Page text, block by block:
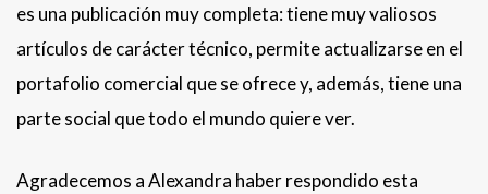
es una publicación muy completa: tiene muy valiosos
artículos de carácter técnico, permite actualizarse en el
portafolio comercial que se ofrece y, además, tiene una
parte social que todo el mundo quiere ver.
Agradecemos a Alexandra haber respondido esta